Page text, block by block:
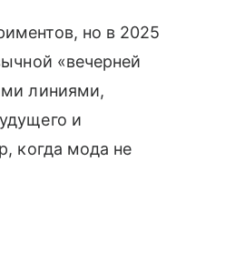
но в 2025
«вечерней
линиями,
и
когда мода не